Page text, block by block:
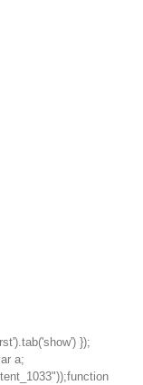
});
a;